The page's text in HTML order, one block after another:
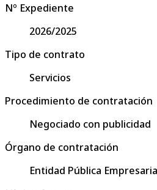
Nº Expediente
2026/2025
Tipo de contrato
Servicios
Procedimiento de contratación
Negociado con publicidad
Órgano de contratación
Entidad Pública